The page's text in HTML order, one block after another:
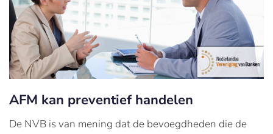
AFM kan preventief handelen
De NVB is van mening dat de bevoegdheden die de